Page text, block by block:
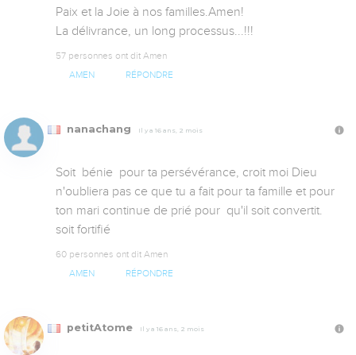
Paix et la Joie à nos familles.Amen!
La délivrance, un long processus...!!!
57 personnes ont dit Amen
AMEN RÉPONDRE
nanachang Il y a 16 ans, 2 mois
Soit  bénie  pour ta persévérance, croit moi Dieu
n'oubliera pas ce que tu a fait pour ta famille et pour
ton mari continue de prié pour  qu'il soit convertit.
soit fortifié
60 personnes ont dit Amen
AMEN RÉPONDRE
petitAtome Il y a 16 ans, 2 mois